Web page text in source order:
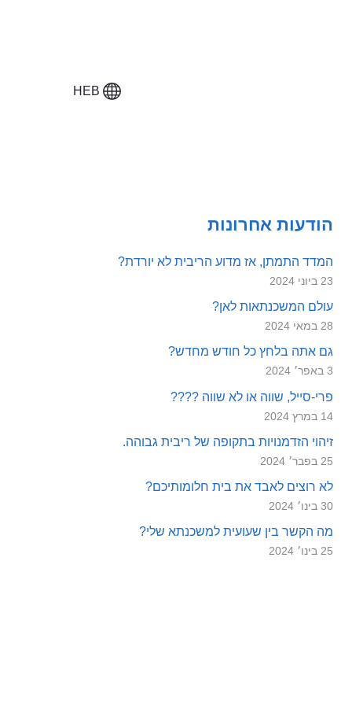
HEB
הודעות אחרונות
המדד התמתן, אז מדוע הריבית לא יורדת?
23 ביוני 2024
עולם המשכנתאות לאן?
28 במאי 2024
גם אתה בלחץ כל חודש מחדש?
3 באפר׳ 2024
פרי-סייל, שווה או לא שווה ????
14 במרץ 2024
זיהוי הזדמנויות בתקופה של ריבית גבוהה.
25 בפבר׳ 2024
לא רוצים לאבד את בית חלומותיכם?
30 בינו׳ 2024
מה הקשר בין שעועית למשכנתא שלי?
25 בינו׳ 2024